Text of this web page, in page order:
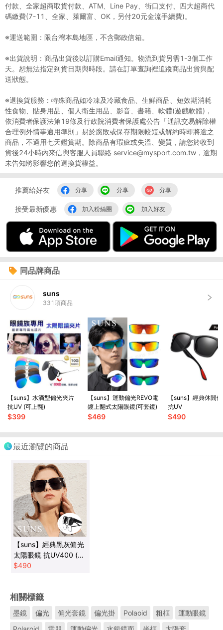
付款、全家超商取貨付款、ATM、Line Pay、街口支付、四大超商代
碼繳費(7-11、全家、萊爾富、OK，另付20元金流手續費)。
※運送範圍：限台灣本島地區，不含郵政信箱。
※出貨說明：商品出貨後以訂購Email通知。物流到貨另需1-3個工作
天。恕無法指定到貨日期與時段。請在訂單查詢裡追蹤商品出貨與配
送狀態。
※退換貨服務：特殊商品如冷凍及冷藏食品、生鮮商品、短效期消耗
性食物、貼身用品、個人衛生用品、影音、書籍、軟體(遊戲軟體)，
依消費者保護法第19條及行政院消費者保護處公告「通訊交易解除權
合理例外情事適用準則」易於腐敗或保存期限較短或解約時即將逾之
商品，不適用七天鑑賞期。除商品有瑕疵或失溫、變質，請您於收到
貨後24小時內來信與客服人員聯絡 service@mysport.com.tw，逾期
未告知將影響您的退換貨權益。
推薦給好友 分享 分享 分享
接受最新優惠 加入粉絲團 加入好友
同品牌商品
suns
331 項商品
【suns】水滴型偏光夾片
抗UV (可上翻)
$399
【suns】運動偏光REVO電
鍍上翻式太陽眼鏡(可套鏡)
$469
【suns】經典休閒
抗UV
$490
最近瀏覽的商品
【suns】經典黑灰偏光
太陽眼鏡 抗UV400 (可
套鏡)
$490
相關標籤
墨鏡 偏光 偏光套鏡 偏光掛 Polaoid 粗框
運動眼鏡